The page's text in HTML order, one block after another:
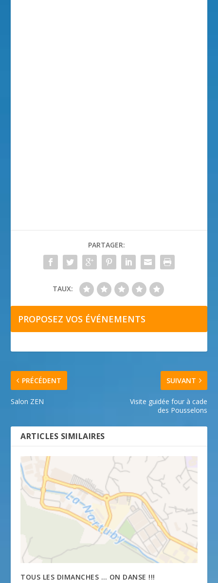
PARTAGER:
TAUX:
PROPOSEZ VOS ÉVÉNEMENTS
PRÉCÉDENT
Salon ZEN
SUIVANT
Visite guidée four à cade
des Pousselons
ARTICLES SIMILAIRES
TOUS LES DIMANCHES … ON DANSE !!!